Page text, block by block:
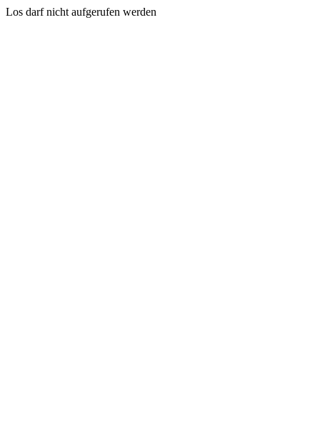
Los darf nicht aufgerufen werden